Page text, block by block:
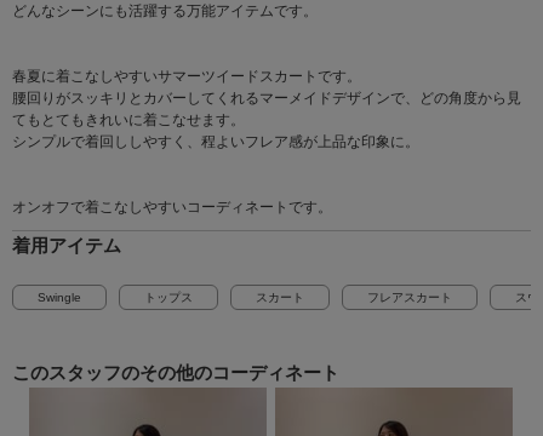
どんなシーンにも活躍する万能アイテムです。
春夏に着こなしやすいサマーツイードスカートです。
腰回りがスッキリとカバーしてくれるマーメイドデザインで、どの角度から見
てもとてもきれいに着こなせます。
シンプルで着回ししやすく、程よいフレア感が上品な印象に。
オンオフで着こなしやすいコーディネートです。
着用アイテム
Swingle トップス スカート フレアスカート ス
このスタッフのその他のコーディネート